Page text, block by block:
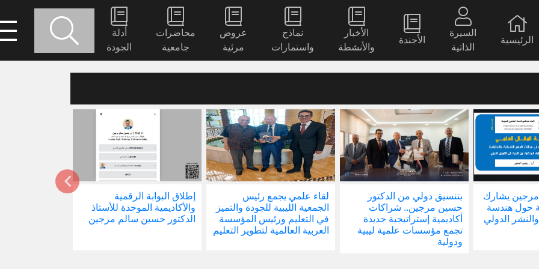
الرئيسية
السيرة
الذاتية
الأجندة
الأخبار
والأنشطة
نماذج
واستمارات
عروض
مرئية
محاضرات
جامعية
أدلة
الجودة
مرجين يشارك
حول هندسة
الدولي
بتنسيق دولي من الدكتور
حسين مرجين.. شراكات
أكاديمية إستراتيجية جديدة
تجمع مؤسسات علمية ليبية
ودولية
لقاء علمي يجمع رئيس
الجمعية الليبية للجودة والتميز
في التعليم ورئيس المؤسسة
العربية العالمية لتطوير التعليم
إطلاق البوابة الرقمية
والأكاديمية الموحدة للأستاذ
الدكتور حسين سالم مرجين